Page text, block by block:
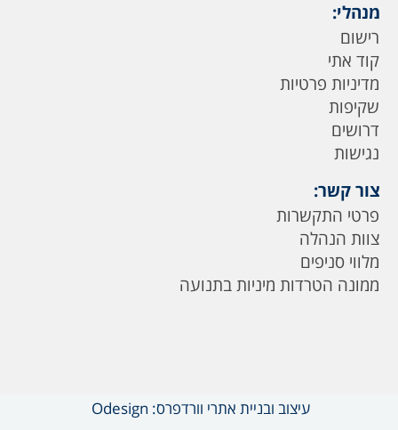
מנהלי:
רישום
קוד אתי
מדיניות פרטיות
שקיפות
דרושים
נגישות
צור קשר:
פרטי התקשרות
צוות הנהלה
מלווי סניפים
ממונה הטרדות מיניות בתנועה
עיצוב ובניית אתרי וורדפרס: Odesign